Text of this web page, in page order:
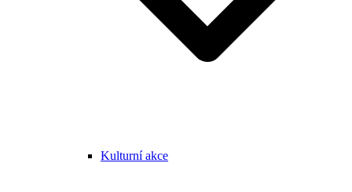
Kulturní akce